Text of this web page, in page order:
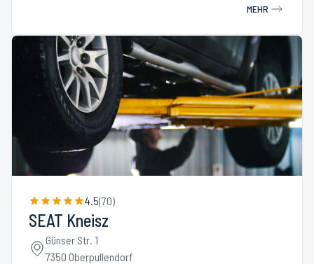
MEHR
4.5(70)
SEAT Kneisz
Günser Str. 1
7350 Oberpullendorf